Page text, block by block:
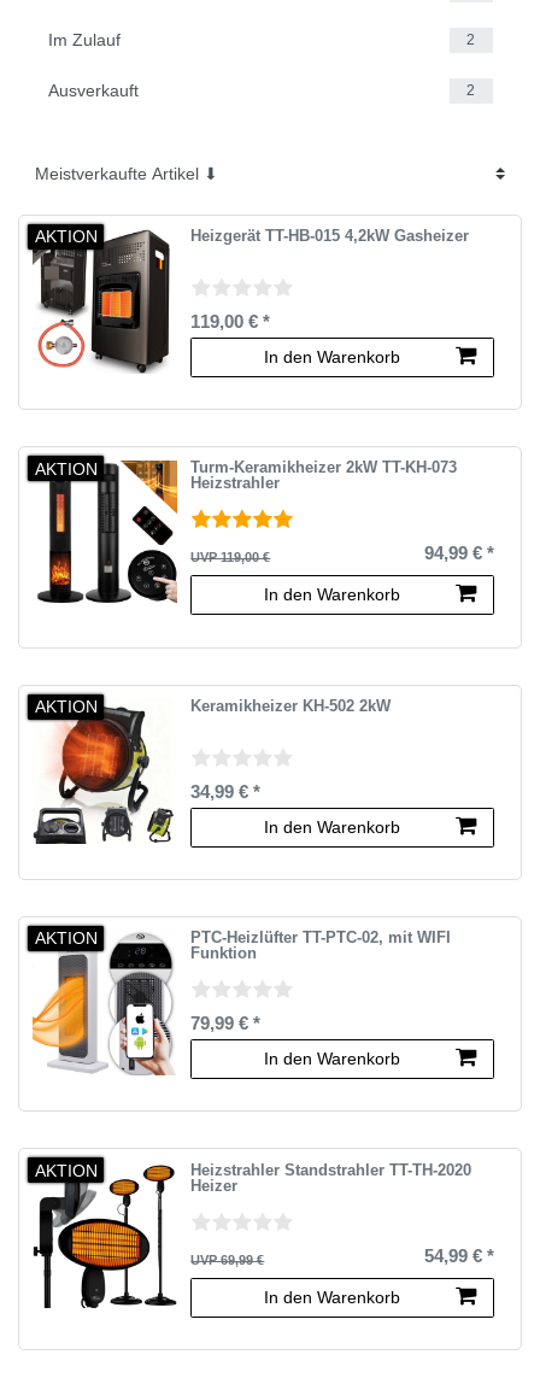
Im Zulauf 2
Ausverkauft 2
AKTION Heizgerät TT-HB-015 4,2kW Gasheizer
119,00 € *
In den Warenkorb
AKTION
Turm-Keramikheizer 2kW TT-KH-073
Heizstrahler
UVP 119,00 € 94,99 € *
In den Warenkorb
AKTION Keramikheizer KH-502 2kW
34,99 € *
In den Warenkorb
AKTION
PTC-Heizlüfter TT-PTC-02, mit WIFI
Funktion
79,99 € *
In den Warenkorb
AKTION
Heizstrahler Standstrahler TT-TH-2020
Heizer
UVP 69,99 € 54,99 € *
In den Warenkorb